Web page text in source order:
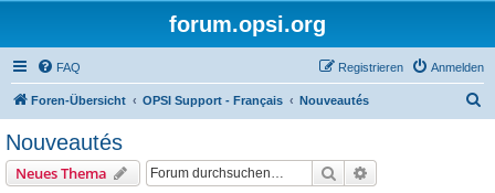
forum.opsi.org
FAQ Anmelden
Registrieren
Foren-Übersicht OPSI Support - Français Nouveautés
Nouveautés
Neues Thema Suche